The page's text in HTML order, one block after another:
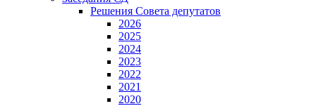
Решения Совета депутатов
2026
2025
2024
2023
2022
2021
2020